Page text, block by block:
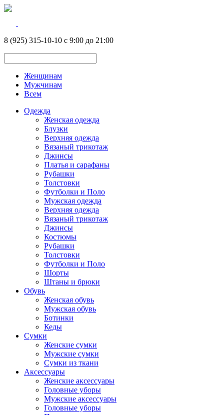
8 (925) 315-10-10 с 9:00 до 21:00
Женщинам
Мужчинам
Всем
Одежда
Женская одежда
Блузки
Верхняя одежда
Вязаный трикотаж
Джинсы
Платья и сарафаны
Рубашки
Толстовки
Футболки и Поло
Мужская одежда
Верхняя одежда
Вязаный трикотаж
Джинсы
Костюмы
Рубашки
Толстовки
Футболки и Поло
Шорты
Штаны и брюки
Обувь
Женская обувь
Мужская обувь
Ботинки
Кеды
Сумки
Женские сумки
Мужские сумки
Сумки из ткани
Аксессуары
Женские аксессуары
Головные уборы
Мужские аксессуары
Головные уборы